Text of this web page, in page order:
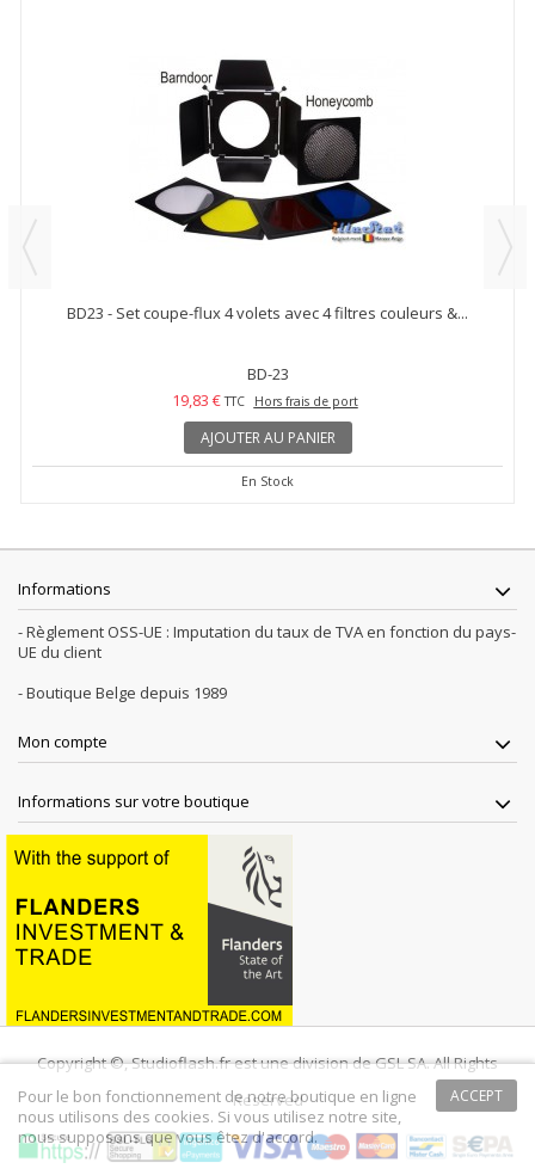
BD23 - Set coupe-flux 4 volets avec 4 filtres couleurs &...
BD-23
19,83 € TTC Hors frais de port
AJOUTER AU PANIER
En Stock
Informations
- Règlement OSS-UE : Imputation du taux de TVA en fonction du pays-
UE du client
- Boutique Belge depuis 1989
Mon compte
Informations sur votre boutique
Copyright ©, Studioflash.fr est une division de GSL SA. All Rights
Reserved
ACCEPT
Pour le bon fonctionnement de notre boutique en ligne
nous utilisons des cookies. Si vous utilisez notre site,
nous supposons que vous êtez d'accord.